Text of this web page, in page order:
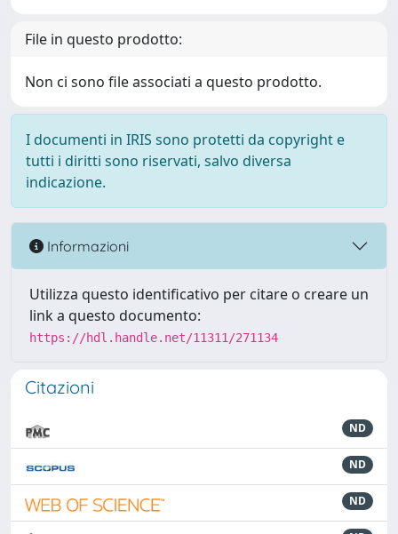
File in questo prodotto:
Non ci sono file associati a questo prodotto.
I documenti in IRIS sono protetti da copyright e
tutti i diritti sono riservati, salvo diversa
indicazione.
Informazioni
Utilizza questo identificativo per citare o creare un
link a questo documento:
https://hdl.handle.net/11311/271134
Citazioni
ND
ND
ND